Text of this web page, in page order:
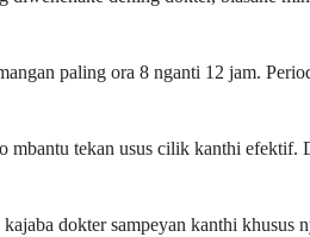
paling ora 8 nganti 12 jam.
mbantu tekan usus cilik kanthi
dokter sampeyan kanthi khusus